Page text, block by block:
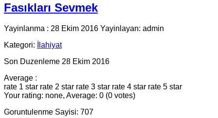
Fasıkları Sevmek
Yayinlanma : 28 Ekim 2016 Yayinlayan: admin
Kategori:
İlahiyat
Son Duzenleme 28 Ekim 2016
Average :
rate 1 star rate 2 star rate 3 star rate 4 star rate 5 star
Your rating: none, Average: 0 (0 votes)
Goruntulenme Sayisi: 707